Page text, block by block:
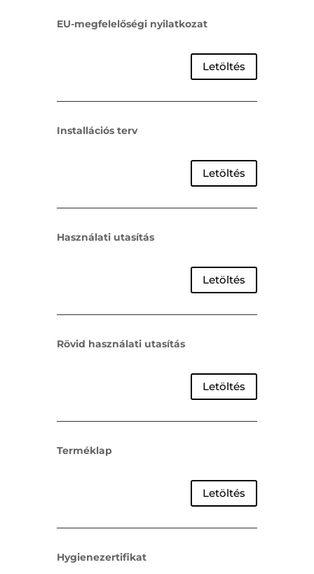
EU-megfelelőségi nyilatkozat
Letöltés
Installációs terv
Letöltés
Használati utasítás
Letöltés
Rövid használati utasítás
Letöltés
Terméklap
Letöltés
Hygienezertifikat